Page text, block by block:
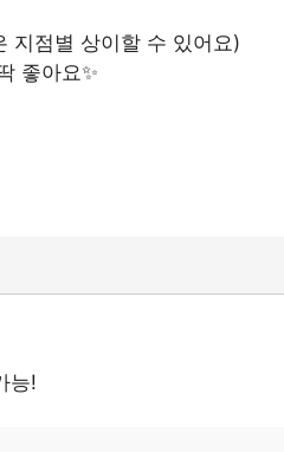
지점별 상이할 수 있어요)
좋아요✨
능!